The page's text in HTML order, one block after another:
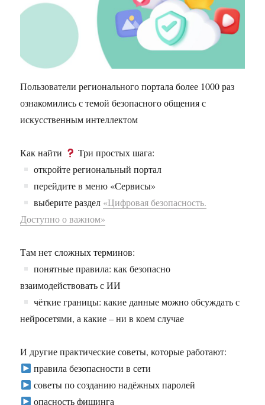
Пользователи регионального портала более 1000 раз
ознакомились с темой безопасного общения с
искусственным интеллектом
Как найти
Три простых шага:
откройте региональный портал
перейдите в меню «Сервисы»
выберите раздел «Цифровая безопасность.
Доступно о важном»
Там нет сложных терминов:
понятные правила: как безопасно
взаимодействовать с ИИ
чёткие границы: какие данные можно обсуждать с
нейросетями, а какие – ни в коем случае
И другие практические советы, которые работают:
правила безопасности в сети
советы по созданию надёжных паролей
опасность фишинга